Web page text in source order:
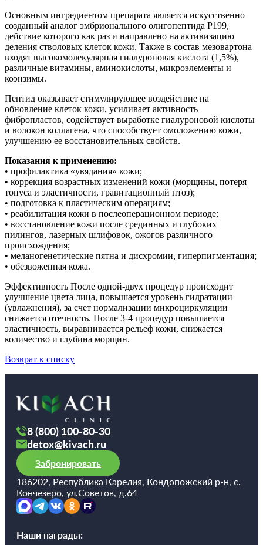
услуги
80-30
599-880
Основным ингредиентом препарата является искусственно
созданный аналог эмбрионального олигопептида P199,
действие которого как раз и направлено на активизацию
деления стволовых клеток кожи. Также в состав мезовартона
входят высокомолекулярная гиалуроновая кислота (1,5%),
различные витамины, аминокислоты, микроэлементы и
коэнзимы.
Пептид оказывает стимулирующее воздействие на
обновление клеток кожи, усиливает активность
фибропластов, содействует выработке гиалуроновой кислоты
и волокон коллагена, что способствует омоложению кожи,
улучшению ее восстановительных свойств.
Показания к применению:
• профилактика «увядания» кожи;
• коррекция возрастных изменений кожи (морщины, потеря
тонуса и эластичности, гравитационный птоз);
• подготовка к пластическим операциям;
• реабилитация кожи в послеоперационном периоде;
• восстановление кожи после срединных и глубоких
пилингов, лазерных шлифовок, ожогов различного
происхождения;
• меланогенетические пятна и дисхромии, гиперпигментация;
• обезвоженная кожа.
Эффективность После одной-двух процедур происходит
улучшение цвета лица, повышается уровень гидратации
(увлажнения), за счет нормализации микроциркуляции
снижается отечность. После 3-4 процедур повышается
эластичность, выравнивается рельеф кожи, снижается
количество и глубина морщин.
Возврат к списку
8 (800) 100-80-30
detox@kivach.ru
Забронировать
186202, Республика Карелия, Кондопожский р-н, с.
Кончезеро, ул.Советов, д.64
Наши награды: